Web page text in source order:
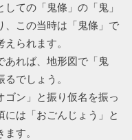
ての「鬼條」の「鬼」
、この当時は「鬼條」で
られます。
あれば、地形図で「鬼
でしょう。
ゴン」と振り仮名を振っ
は「おごんじょう」と
す。